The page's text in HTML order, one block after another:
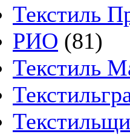
Текстиль
РИО (81)
Текстиль